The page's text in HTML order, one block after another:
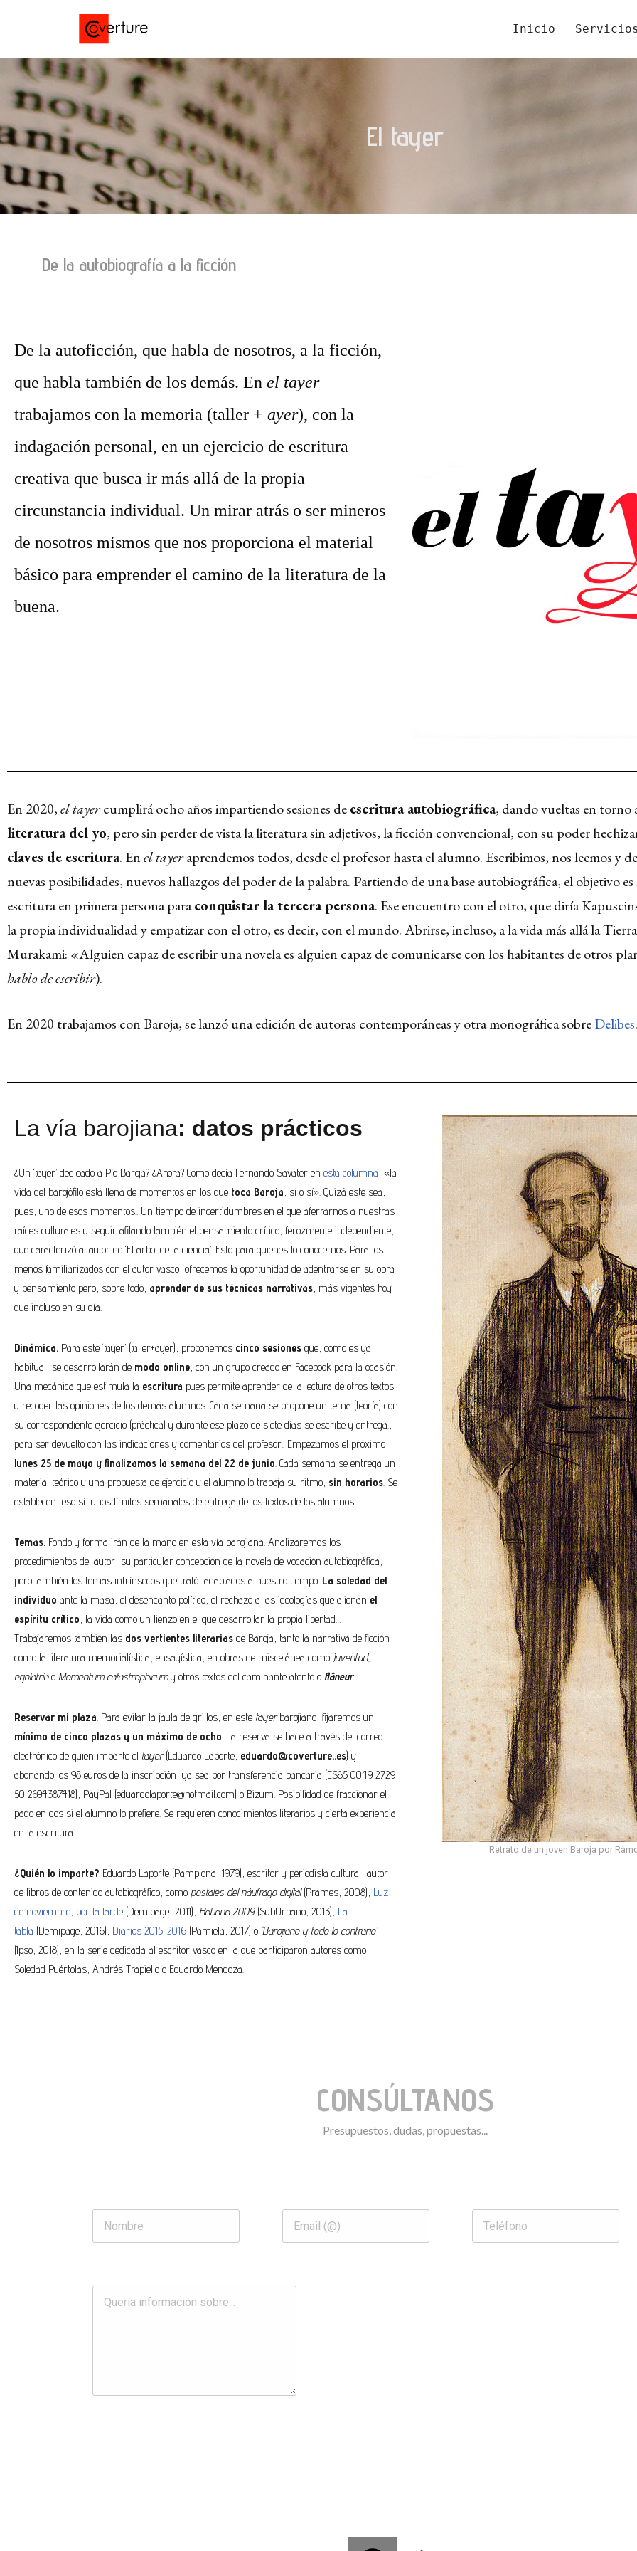
al
contenido
Inicio
El tayer
De la autobiografía a la ficción
De la autoficción, que habla de nosotros, a la ficción,
que habla también de los demás. En el tayer
trabajamos con la memoria (taller + ayer), con la
indagación personal, en un ejercicio de escritura
creativa que busca ir más allá de la propia
circunstancia individual. Un mirar atrás o ser mineros
de nosotros mismos que nos proporciona el material
básico para emprender el camino de la literatura de la
buena.
En 2020,el tayercumplirá ocho años impartiendo sesiones deescritura autobiográfica, dando vueltas en torno
literatura del yo, pero sin perder de vista la literatura sin adjetivos, la ficción convencional, con su poder
claves de escritura. Enel tayeraprendemos todos, desde el profesor hasta el alumno. Escribimos, nos leemos y
nuevas posibilidades, nuevos hallazgos del poder de la palabra. Partiendo de una base autobiográfica, el objetivo
escritura en primera persona paraconquistar la tercera persona. Ese encuentro con el otro, que diría
la propia individualidad y empatizar con el otro, es decir, con el mundo. Abrirse, incluso, a la vida más allá la
Murakami: «Alguien capaz de escribir una novela es alguien capaz de comunicarse con los habitantes de otros
hablo de escribir).
En 2020 trabajamos con Baroja, se lanzó una edición de autoras contemporáneas y otra monográfica sobreDelibes.
La vía barojiana: datos prácticos
¿Un ‘tayer’ dedicado a Pío Baroja? ¿Ahora? Como decía Fernando Savater en esta columna, «la
vida del barojófilo está llena de momentos en los que toca Baroja, sí o sí». Quizá este sea,
pues, uno de esos momentos.. Un tiempo de incertidumbres en el que aferrarnos a nuestras
raíces culturales y seguir afilando también el pensamiento crítico, ferozmente independiente,
que caracterizó al autor de ‘El árbol de la ciencia’. Esto para quienes lo conocemos. Para los
menos familiarizados con el autor vasco, ofrecemos la oportunidad de adentrarse en su obra
y pensamiento pero, sobre todo, aprender de sus técnicas narrativas, más vigentes hoy
que incluso en su día.
Dinámica. Para este ‘tayer’ (taller+ayer), proponemos cinco sesiones que, como es ya
habitual, se desarrollarán de modo online, con un grupo creado en Facebook para la ocasión.
Una mecánica que estimula la escritura pues permite aprender de la lectura de otros textos
y recoger las opiniones de los demás alumnos. Cada semana se propone un tema (teoría) con
su correspondiente ejercicio (práctica) y durante ese plazo de siete días se escribe y entrega.,
para ser devuelto con las indicaciones y comentarios del profesor.. Empezamos el próximo
lunes 25 de mayo y finalizamos la semana del 22 de junio. Cada semana se entrega un
material teórico y una propuesta de ejercicio y el alumno lo trabaja su ritmo, sin horarios. Se
establecen, eso sí, unos límites semanales de entrega de los textos de los alumnos
Temas. Fondo y forma irán de la mano en esta vía barojiana. Analizaremos los
procedimientos del autor, su particular concepción de la novela de vocación autobiográfica,
pero también los temas intrínsecos que trató, adaptados a nuestro tiempo. La soledad del
individuo ante la masa, el desencanto político, el rechazo a las ideologías que alienan el
espíritu crítico, la vida como un lienzo en el que desarrollar la propia libertad…
Trabajaremos también las dos vertientes literarias de Baroja, tanto la narrativa de ficción
como la literatura memorialística, ensayística, en obras de miscelánea como Juventud,
egolatríao Momentum catastrophicumy otros textos del caminante atento o flâneur.
Reservar mi plaza. Para evitar la jaula de grillos, en este tayerbarojiano, fijaremos un
mínimo de cinco plazas y un máximo de ocho. La reserva se hace a través del correo
electrónico de quien imparte el tayer(Eduardo Laporte, eduardo@coverture..es) y
abonando los 98 euros de la inscripción, ya sea por transferencia bancaria (ES65 0049 2729
50 2694387418), PayPal (eduardolaporte@hotmail.com) o Bizum. Posibilidad de fraccionar el
pago en dos si el alumno lo prefiere. Se requieren conocimientos literarios y cierta experiencia
en la escritura.
¿Quién lo imparte? Eduardo Laporte (Pamplona, 1979), escritor y periodista cultural, autor
de libros de contenido autobiográfico, como postales del náufrago digital(Prames, 2008), Luz
de noviembre, por la tarde (Demipage, 2011), Habana 2009(SubUrbano, 2013), La
tabla (Demipage, 2016), Diarios 2015-2016 (Pamiela, 2017) o ‘Barojiano y todo lo contrario’
(Ipso, 2018), en la serie dedicada al escritor vasco en la que participaron autores como
Soledad Puértolas, Andrés Trapiello o Eduardo Mendoza.
Retrato de un joven Baroja por
CONSÚLTANOS
Presupuestos, dudas, propuestas...